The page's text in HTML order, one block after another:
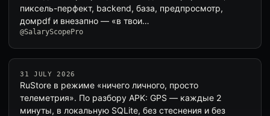
пиксель-перфект, backend, база, предпросмотр,
домpdf и внезапно — «в твои…
@SalaryScopePro
31 JULY 2026
RuStore в режиме «ничего личного, просто
телеметрия». По разбору APK: GPS — каждые 2
минуты, в локальную SQLite, без стеснения и без